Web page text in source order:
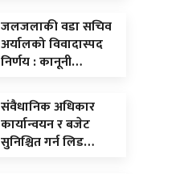
जलजलाकी वडा सचिव
अर्यालको विवादास्पद
निर्णय : कानूनी…
संवैधानिक अधिकार
कार्यान्वयन र बजेट
सुनिश्चित गर्न लिड…